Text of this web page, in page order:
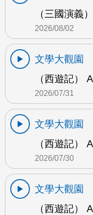
（三國演義
2026/08/02
文學大觀園
（西遊記）
2026/07/31
文學大觀園
（西遊記）
2026/07/30
文學大觀園
（西遊記）